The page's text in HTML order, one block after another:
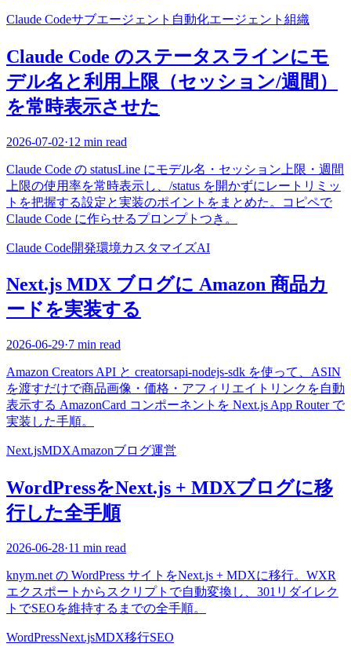
Claude Codeサブエージェント 自動化エージェント組織
Claude Code のステータスラインにモ
デル名と利用上限（セッション/週間）
を常時表示させた
2026-07-02·12 min read
Claude Code の statusLine にモデル名・セッション上限・週間
上限の使用率を常時表示し、/status を開かずにレートリミッ
トを把握する設定と実装のポイントをまとめた。コピペで
Claude Code に作らせるプロンプトつき。
Claude Code開発環境カスタマイズAI
Next.js MDX ブログに Amazon 商品カ
ードを実装する
2026-06-29·7 min read
Amazon Creators API と creatorsapi-nodejs-sdk を使って、ASIN
を渡すだけで商品画像・価格・アフィリエイトリンクを自動
表示する AmazonCard コンポーネントを Next.js App Router で
実装した手順。
Next.jsMDXAmazonブログ運営
WordPressをNext.js + MDXブログに移
行した全手順
2026-06-28·11 min read
knym.net の WordPress サイトをNext.js + MDXに移行。WXR
エクスポートからスクリプトで自動変換し、301リダイレク
トでSEOを維持するまでの全手順。
WordPressNext.jsMDX移行SEO